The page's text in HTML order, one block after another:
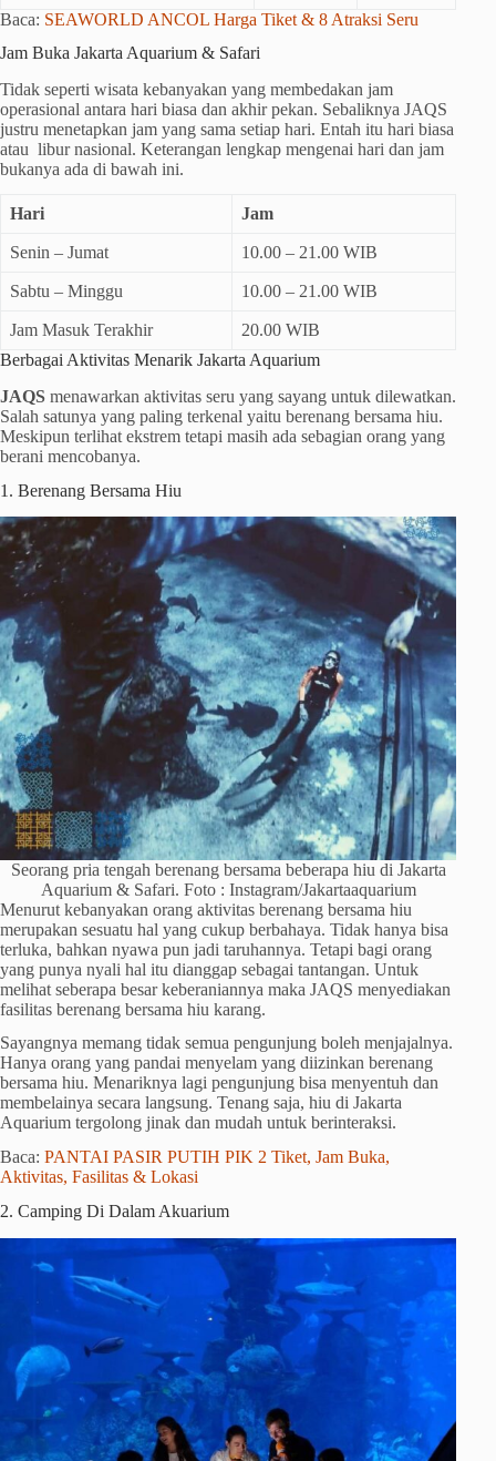
Baca: SEAWORLD ANCOL Harga Tiket & 8 Atraksi Seru
Jam Buka Jakarta Aquarium & Safari
Tidak seperti wisata kebanyakan yang membedakan jam
operasional antara hari biasa dan akhir pekan. Sebaliknya JAQS
justru menetapkan jam yang sama setiap hari. Entah itu hari biasa
atau libur nasional. Keterangan lengkap mengenai hari dan jam
bukanya ada di bawah ini.
Hari Jam
Senin – Jumat 10.00 – 21.00 WIB
Sabtu – Minggu 10.00 – 21.00 WIB
Jam Masuk Terakhir
20.00 WIB
Berbagai Aktivitas Menarik Jakarta Aquarium
JAQS menawarkan aktivitas seru yang sayang untuk dilewatkan.
Salah satunya yang paling terkenal yaitu berenang bersama hiu.
Meskipun terlihat ekstrem tetapi masih ada sebagian orang yang
berani mencobanya.
1. Berenang Bersama Hiu
Seorang pria tengah berenang bersama beberapa hiu di Jakarta
Aquarium & Safari. Foto : Instagram/Jakartaaquarium
Menurut kebanyakan orang aktivitas berenang bersama hiu
merupakan sesuatu hal yang cukup berbahaya. Tidak hanya bisa
terluka, bahkan nyawa pun jadi taruhannya. Tetapi bagi orang
yang punya nyali hal itu dianggap sebagai tantangan. Untuk
melihat seberapa besar keberaniannya maka JAQS menyediakan
fasilitas berenang bersama hiu karang.
Sayangnya memang tidak semua pengunjung boleh menjajalnya.
Hanya orang yang pandai menyelam yang diizinkan berenang
bersama hiu. Menariknya lagi pengunjung bisa menyentuh dan
membelainya secara langsung. Tenang saja, hiu di Jakarta
Aquarium tergolong jinak dan mudah untuk berinteraksi.
Baca: PANTAI PASIR PUTIH PIK 2 Tiket, Jam Buka,
Aktivitas, Fasilitas & Lokasi
2. Camping Di Dalam Akuarium